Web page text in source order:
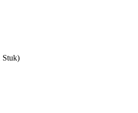
Stuk)